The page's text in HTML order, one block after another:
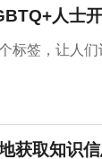
人士
标签，让人
获取知识